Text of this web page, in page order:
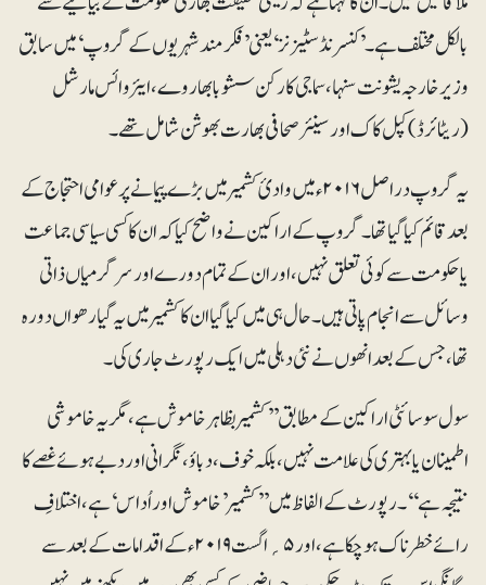
بالکل مختلف ہے۔ ’کنسرنڈ سٹیزنز‘ یعنی ’فکر مند شہریوں کے گروپ‘ میں سابق
وزیر خارجہ یشونت سنہا، سماجی کارکن سشوبابھا ر وے، ایئر وائس مارشل
(ریٹائرڈ)کپل کاک اور سینئر صحافی بھارت بھوشن شامل تھے۔
یہ گروپ دراصل ۲۰۱۶ء میں وادیٔ کشمیر میں بڑے پیمانے پر عوامی احتجاج کے
بعد قائم کیا گیا تھا۔گروپ کے اراکین نے واضح کیا کہ ان کا کسی سیاسی جماعت
یا حکومت سے کوئی تعلق نہیں، اور ان کے تمام دورے اور سرگرمیاں ذاتی
وسائل سے انجام پاتی ہیں۔حال ہی میں کیا گیا ان کا کشمیر میں یہ گیارھواں دورہ
تھا، جس کے بعد انھوں نے نئی دہلی میں ایک رپورٹ جاری کی۔
سول سوسائٹی اراکین کے مطابق ’’کشمیر بظاہر خاموش ہے، مگر یہ خاموشی
اطمینان یا بہتری کی علامت نہیں، بلکہ خوف، دباؤ، نگرانی اور دبے ہوئے غصے کا
نتیجہ ہے‘‘۔ رپورٹ کے الفاظ میں ’’کشمیر ’خاموش اور اُداس‘ ہے، اختلافِ
رائے خطرناک ہو چکا ہے، اور ۵؍اگست ۲۰۱۹ء کے اقدامات کے بعد سے